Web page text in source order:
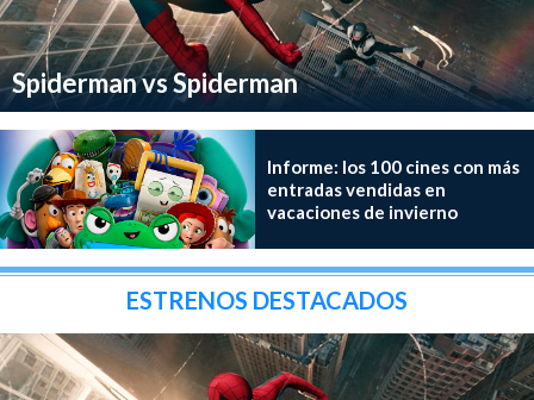
Spiderman vs Spiderman
Informe: los 100 cines con más
entradas vendidas en
vacaciones de invierno
ESTRENOS DESTACADOS